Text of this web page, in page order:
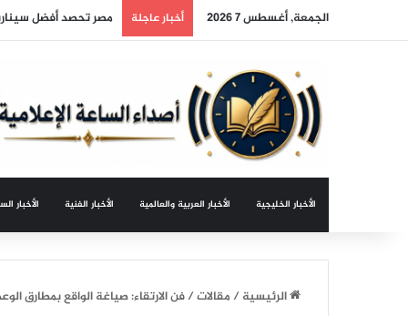
الجمعة, أغسطس 7 2026 أخبار عاجلة مصر تحصد أفضل
الأخبار الخليجية الأخبار العربية والعالمية الأخبار الفنية الأخبار
الرئيسية/مقالات/فن الارتقاء: صياغة الواقع بمطارق